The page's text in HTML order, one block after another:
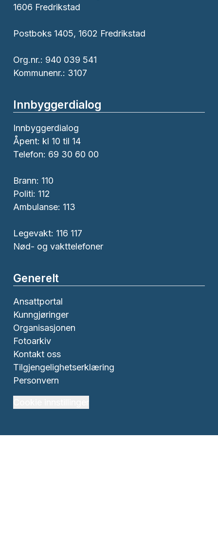
1606 Fredrikstad
Postboks 1405, 1602 Fredrikstad
Org.nr.: 940 039 541
Kommunenr.: 3107
Innbyggerdialog
Innbyggerdialog
Åpent: kl 10 til 14
Telefon: 69 30 60 00
Brann: 110
Politi: 112
Ambulanse: 113
Legevakt: 116 117
Nød- og vakttelefoner
Generelt
Ansattportal
Kunngjøringer
Organisasjonen
Fotoarkiv
Kontakt oss
Tilgjengelighetserklæring
Personvern